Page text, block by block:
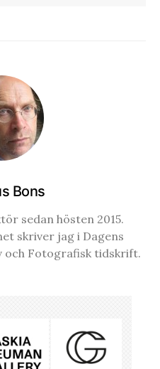
Bons
sedan hösten 2015.
skriver jag i Dagens
och Fotografisk tidskrift.